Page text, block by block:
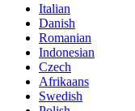
Italian
Danish
Romanian
Indonesian
Czech
Afrikaans
Swedish